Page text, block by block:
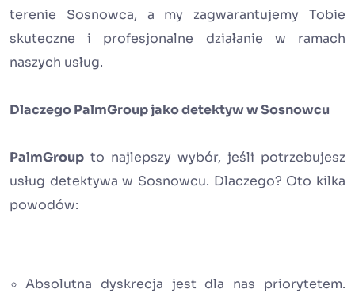
terenie Sosnowca, a my zagwarantujemy Tobie
skuteczne i profesjonalne działanie w ramach
naszych usług.
Dlaczego PalmGroup jako detektyw w Sosnowcu
PalmGroup to najlepszy wybór, jeśli potrzebujesz
usług detektywa w Sosnowcu. Dlaczego? Oto kilka
powodów:
Absolutna dyskrecja jest dla nas priorytetem.